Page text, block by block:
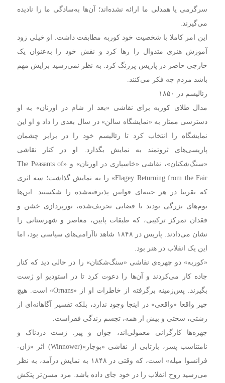
سرگرمی یا همدلی ما ارائه نشده‌اند؛ آن‌ها به‌سادگی ما را نادیده
می‌گیرند.
این امر کاملا با شخصیت خود کوربه مطابقت داشت. او خیلی زود
آموزش هنری متدوال را رها کرد و نقش خود را به‌عنوان یک
خارجی حاضر در پاریس پررنگ کرد. به نظر نمی‌رسید برایش مهم
باشد مردم چه فکر می‌کنند.
رئالیسم در ۱۸۵۰
مدال طلای کوربه برای نقاشی «بعد از شام در اورنان» به او
دسترسی ممتاز به «نمایشگاه سالن» در سال بعدی را داد و او این
نمایشگاه را انتخاب کرد تا رئالیسم خود را در برابر چشمان
پاریسی‌های ثروتمند به نمایش بگذارد. او در کنار نقاشی
«سنگ‌شکنان»، نقاشی «خاسپاری در اورنان» و «The Peasants of
Flagey Returning from the Fair» را به نمایش گذاشت؛ سه اثری
که تقریبا در هر جنبه‌ای قوانین پذیرفته‌شده را شکستند. این‌ها
بوم‌های بزرگی بودند با فضایی تحریف‌شده، نورپردازی خشن و
فقدان تمرکز ترکیبی، که طبقات پایین، معاصر و شهرستانی را
نشان می‌دادند. پاریس در ۱۸۴۸ شاهد ناآرامی‌های سیاسی بود، اما
این یک انقلاب در هنر بود.
«کوربه» دو چهره‌ی نقاشی «سنگ‌شکنان» را در حالی دید که کنار
جاده کار می‌کردند و آن‌ها را دعوت کرد تا در استودیو او ژست
بگیرند. پس‌زمینه برگرفته از خاطرات او از «Ornans» است. هیچ
چیز واقعا «واقعی» در اینجا وجود ندارد، بلکه تفسیر آگاهانه‌ای از
زشتی، سختی و بیش از همه، تجسم زندگی فقراست.
چهره‌ها کارگرانی معمولی‌اند، جوان و پیر. ژست دردناک و
نامتناسب پسر، بازتابی از نقاشی «بوجار»(Winnower) اثر «ژان-
فرانسوا میله» است، که وقتی در ۱۸۴۸ به نمایش درآمد، به نظر
می‌رسید روح انقلاب را در خود جای داده باشد. مرد مسن‌تر پتکش